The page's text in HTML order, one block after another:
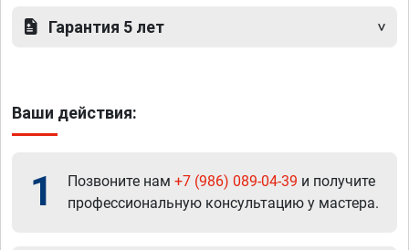
Гарантия 5 лет
Ваши действия:
1 Позвоните нам +7 (986) 089-04-39 и получите
профессиональную консультацию у мастера.